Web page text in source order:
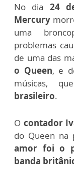
No dia 24
Mercury
uma
problemas
de uma das
o Queen, e
músicas,
brasileiro.
O contador
do Queen na
amor foi o
banda